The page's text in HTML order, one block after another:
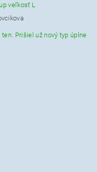
veľkosť L
Prišiel už nový typ úplne